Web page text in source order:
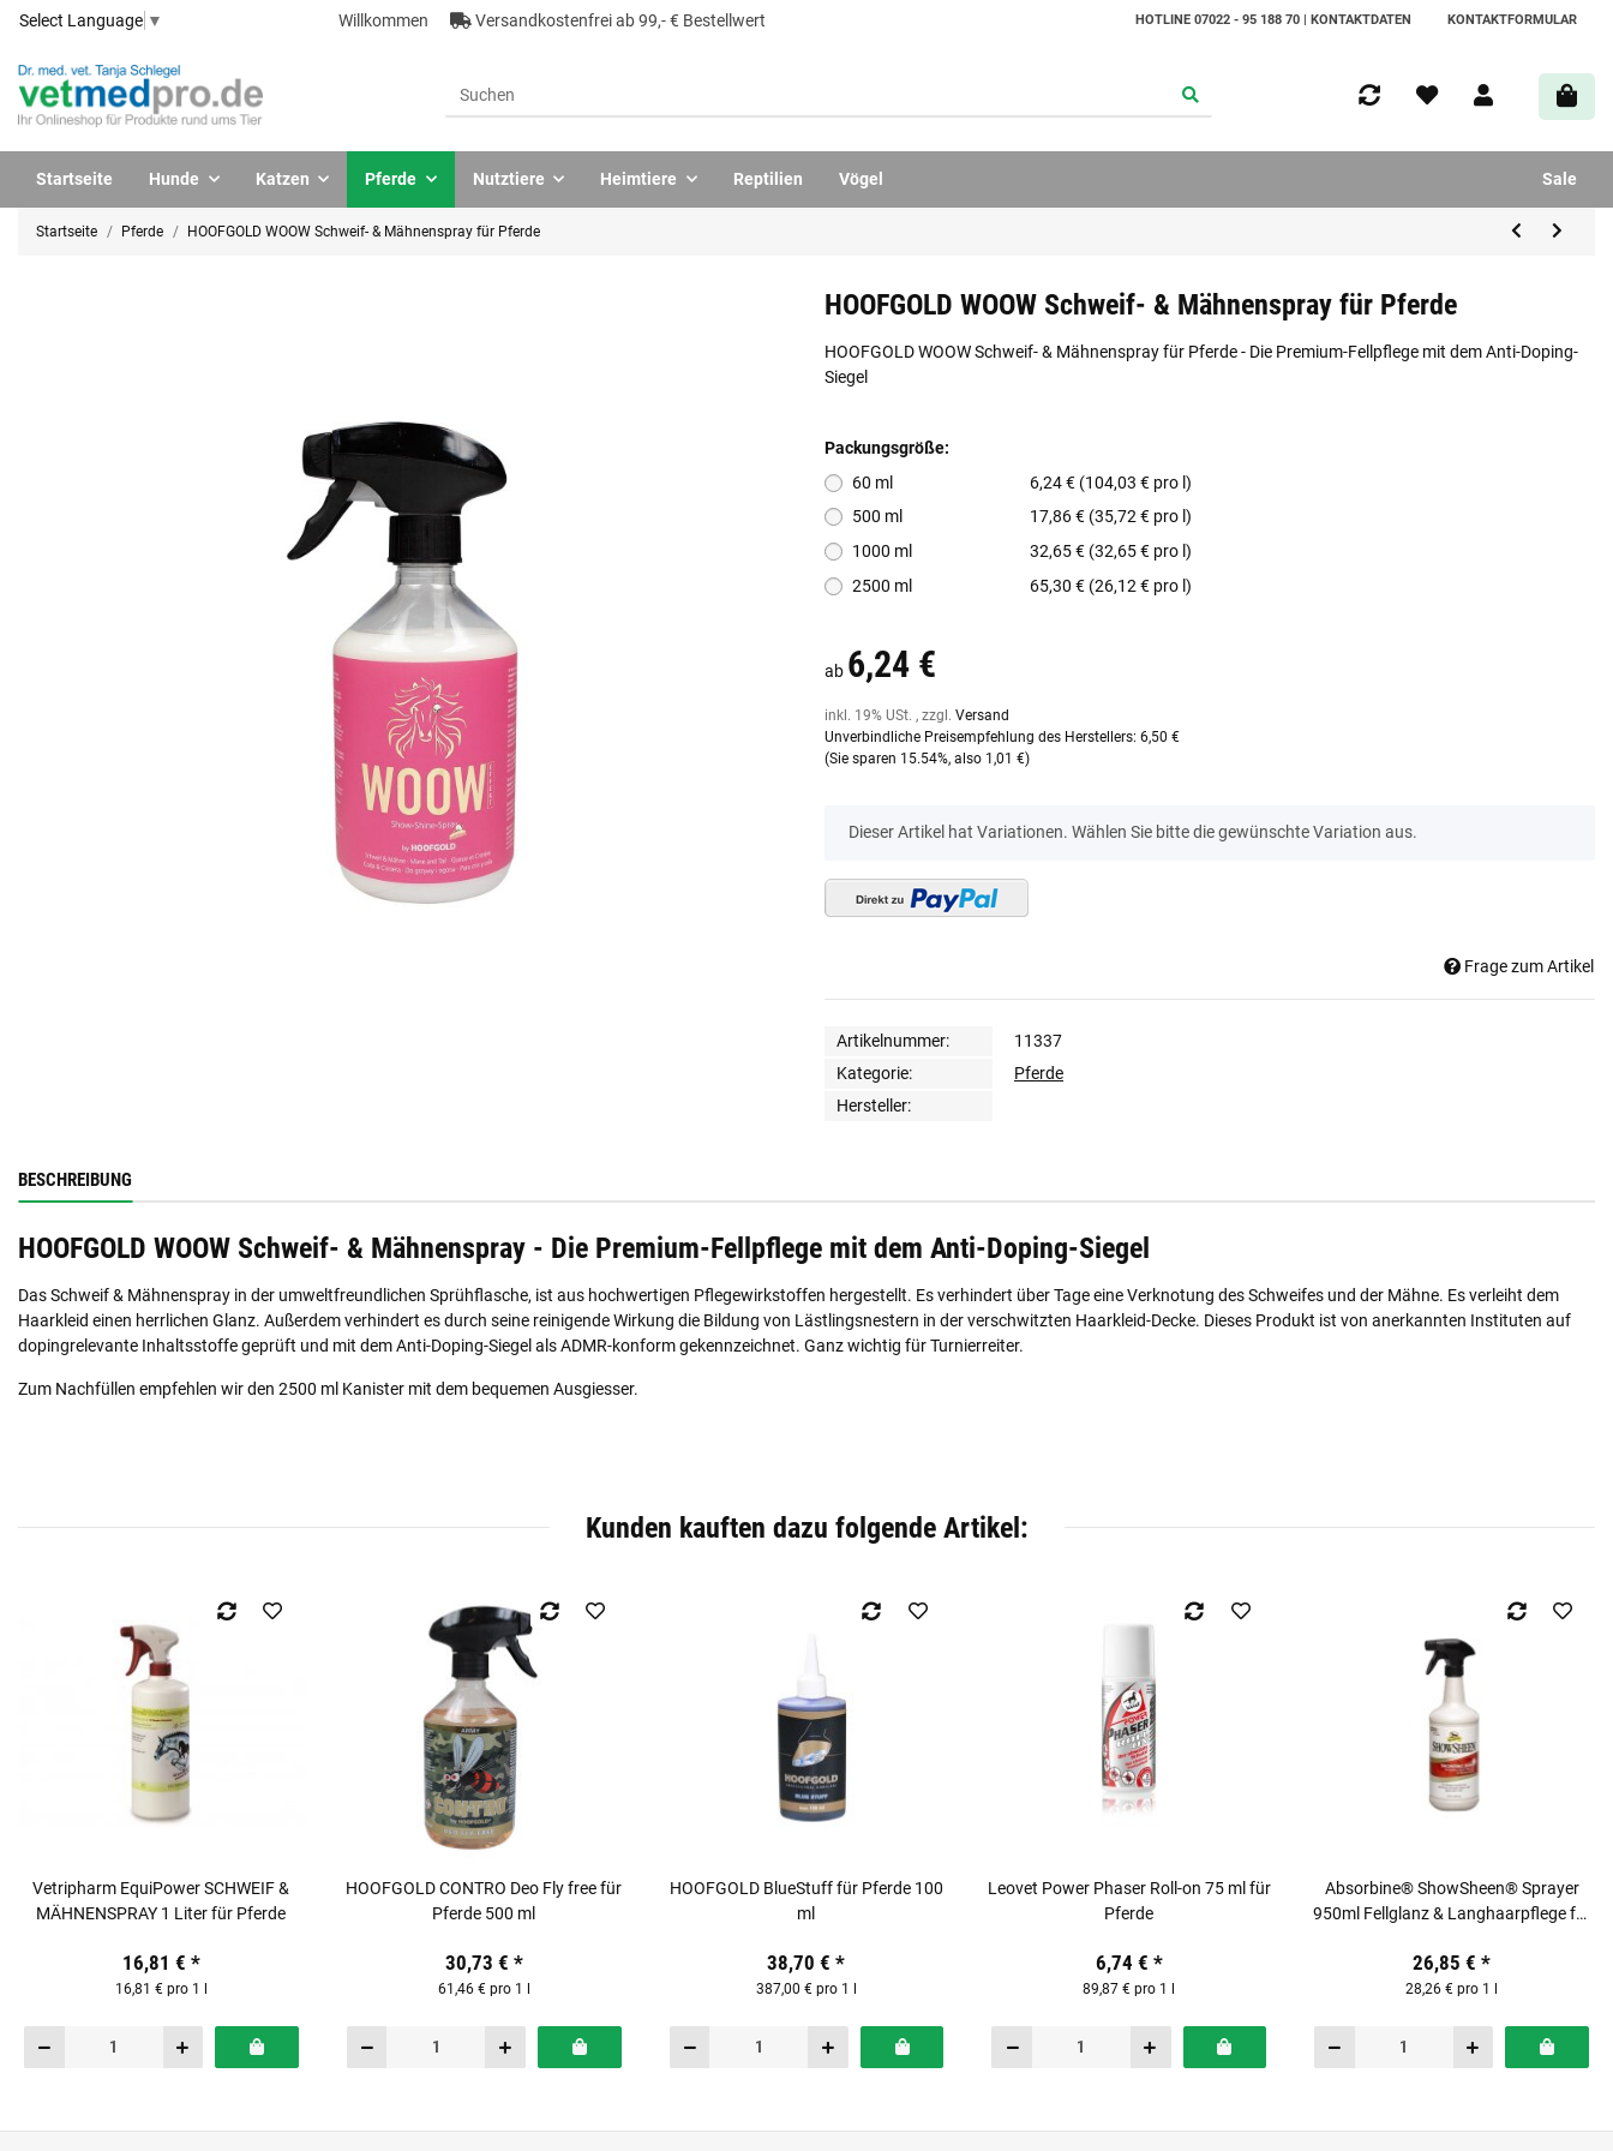
Select Language ▼ Willkommen Versandkostenfrei ab 99,- € Bestellwert HOTLINE 07022 - 95 188 70 | KONTAKTDATEN KONTAKTFORMULAR
Hunde Katzen Pferde Nutztiere Heimtiere Reptilien Vögel
Startseite Sale
Startseite Pferde HOOFGOLD WOOW Schweif- & Mähnenspray für Pferde
HOOFGOLD WOOW Schweif- & Mähnenspray für Pferde
HOOFGOLD WOOW Schweif- & Mähnenspray für Pferde - Die Premium-Fellpflege mit dem Anti-Doping-
Siegel
Packungsgröße:
60 ml
6,24 € (104,03 € pro l)
500 ml
17,86 € (35,72 € pro l)
1000 ml
32,65 € (32,65 € pro l)
2500 ml
65,30 € (26,12 € pro l)
ab 6,24 €
inkl. 19% USt. , zzgl. Versand
Unverbindliche Preisempfehlung des Herstellers: 6,50 €
(Sie sparen 15.54%, also 1,01 €)
x
Dieser Artikel hat Variationen. Wählen Sie bitte die gewünschte Variation aus.
Frage zum Artikel
Artikelnummer:
11337
Kategorie:
Pferde
Hersteller:
BESCHREIBUNG
HOOFGOLD WOOW Schweif- & Mähnenspray - Die Premium-Fellpflege mit dem Anti-Doping-Siegel
Das Schweif & Mähnenspray in der umweltfreundlichen Sprühflasche, ist aus hochwertigen Pflegewirkstoffen hergestellt. Es verhindert über Tage eine Verknotung des Schweifes und der Mähne. Es verleiht dem
Haarkleid einen herrlichen Glanz. Außerdem verhindert es durch seine reinigende Wirkung die Bildung von Lästlingsnestern in der verschwitzten Haarkleid-Decke. Dieses Produkt ist von anerkannten Instituten auf
dopingrelevante Inhaltsstoffe geprüft und mit dem Anti-Doping-Siegel als ADMR-konform gekennzeichnet. Ganz wichtig für Turnierreiter.
Zum Nachfüllen empfehlen wir den 2500 ml Kanister mit dem bequemen Ausgiesser.
Kunden kauften dazu folgende Artikel:
Vetripharm EquiPower SCHWEIF &
MÄHNENSPRAY 1 Liter für Pferde
16,81 € *
16,81 € pro 1 l
HOOFGOLD CONTRO Deo Fly free für
Pferde 500 ml
30,73 € *
61,46 € pro 1 l
HOOFGOLD BlueStuff für Pferde 100
ml
38,70 €*
387,00 € pro 1 l
Leovet Power Phaser Roll-on 75 ml für
Pferde
6,74 € *
89,87 € pro 1 l
Absorbine® ShowSheen® Sprayer
950ml Fellglanz & Langhaarpflege für
26,85 €*
28,26 € pro 1 l